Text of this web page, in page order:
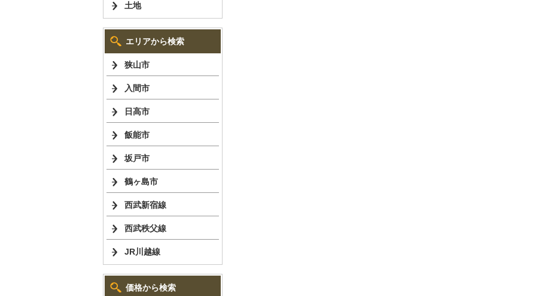
土地
エリアから検索
狭山市
入間市
日高市
飯能市
坂戸市
鶴ヶ島市
西武新宿線
西武秩父線
JR川越線
価格から検索